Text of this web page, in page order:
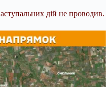
дій не проводив.